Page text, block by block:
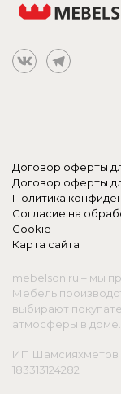
Договор оферты
Договор оферты
Политика
Согласие на
Cookie
Карта сайта
mebelson.ru – мы
Мебель
выбирают
атмосферы в доме.
ИП Шамсияхметов
183313124282